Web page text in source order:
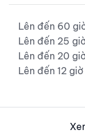
Lên đến 60
Lên đến 25
Lên đến 20
Lên đến 12